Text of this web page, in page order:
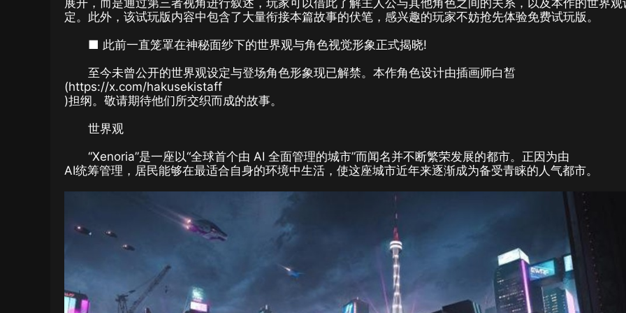
定。此外，该试玩版内容中包含了大量衔接本篇故事的伏笔，感兴趣的玩家不妨抢先体验免费试玩版。
■ 此前一直笼罩在神秘面纱下的世界观与角色视觉形象正式揭晓!
至今未曾公开的世界观设定与登场角色形象现已解禁。本作角色设计由插画师白皙
(https://x.com/hakusekistaff
)担纲。敬请期待他们所交织而成的故事。
世界观
“Xenoria”是一座以“全球首个由 AI 全面管理的城市”而闻名并不断繁荣发展的都市。正因为由
AI统筹管理，居民能够在最适合自身的环境中生活，使这座城市近年来逐渐成为备受青睐的人气都市。